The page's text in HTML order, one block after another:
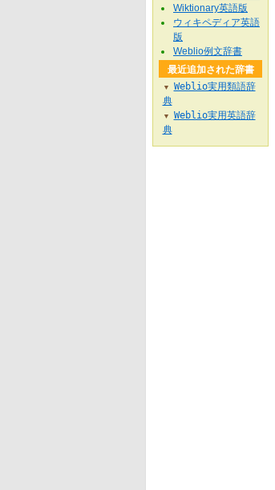
Wiktionary英語版
ウィキペディア英語
版
Weblio例文辞書
最近追加された辞書
▼
Weblio実用類語辞
典
▼
Weblio実用英語辞
典